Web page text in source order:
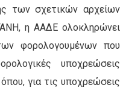
των σχετικών αρχείων
η ΑΑΔΕ ολοκληρώνει
φορολογουμένων που
υποχρεώσεις
για τις υποχρεώσεις